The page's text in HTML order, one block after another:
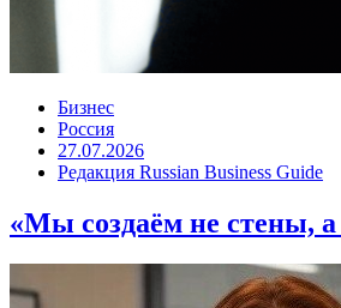
Бизнес
Россия
27.07.2026
Редакция Russian Business Guide
«Мы создаём не стены, а